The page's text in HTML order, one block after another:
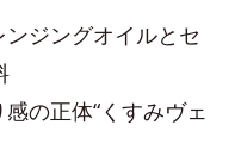
ジングオイルとセ
の正体“くすみヴェ